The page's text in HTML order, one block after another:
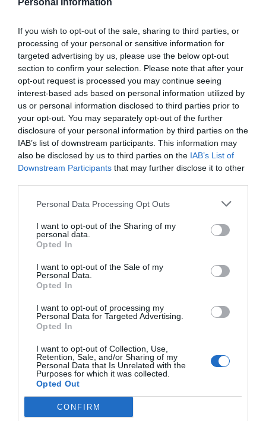
Personal Information
If you wish to opt-out of the sale, sharing to third parties, or
processing of your personal or sensitive information for
targeted advertising by us, please use the below opt-out
section to confirm your selection. Please note that after your
opt-out request is processed you may continue seeing
interest-based ads based on personal information utilized by
us or personal information disclosed to third parties prior to
your opt-out. You may separately opt-out of the further
disclosure of your personal information by third parties on the
IAB’s list of downstream participants. This information may
also be disclosed by us to third parties on the IAB’s List of
Downstream Participants that may further disclose it to other
Personal Data Processing Opt Outs
I want to opt-out of the Sharing of my
personal data.
Opted In
I want to opt-out of the Sale of my
Personal Data.
Opted In
I want to opt-out of processing my
Personal Data for Targeted Advertising.
Opted In
I want to opt-out of Collection, Use,
Retention, Sale, and/or Sharing of my
Personal Data that Is Unrelated with the
Purposes for which it was collected.
Opted Out
CONFIRM
desmontar la falsificación, es un trabajo
cristiano"
por Hispanidad
Artículos anteriores
DIARIO DE LA CORRUPCIÓN SANCHISTA
Diario de la corrupción sanchista. Hazte
Oír se manifiesta delante de La Mareta:
“Pedro Sánchez es un criminal”
por Redacción
Artículos anteriores
Opinión
por Eulogio López